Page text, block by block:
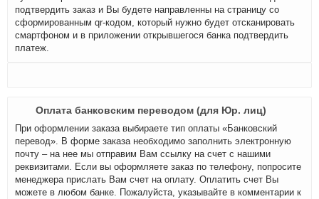
подтвердить заказ и Вы будете направленны на страницу со
сформированным qr-кодом, который нужно будет отсканировать
смартфоном и в приложении открывшегося банка подтвердить
платеж.
Оплата банковским переводом (для Юр. лиц)
При оформлении заказа выбираете тип оплаты «Банковский
перевод». В форме заказа необходимо заполнить электронную
почту – на нее мы отправим Вам ссылку на счет с нашими
реквизитами. Если вы оформляете заказ по телефону, попросите
менеджера прислать Вам счет на оплату. Оплатить счет Вы
можете в любом банке. Пожалуйста, указывайте в комментарии к